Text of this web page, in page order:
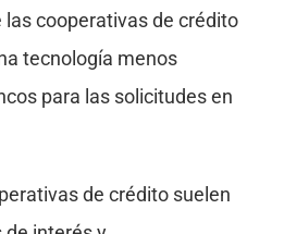
cooperativas de crédito
tecnología menos
para las solicitudes en
de crédito suelen